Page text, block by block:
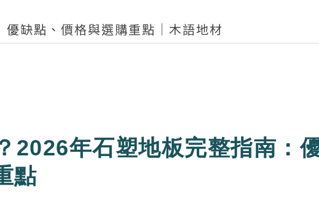
缺點、價格與選購重點｜木語地材
2026年石塑地板完整指南：
點